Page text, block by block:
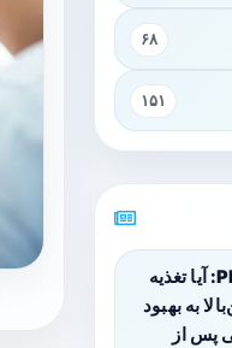
۶۸
۱۵۱
طرح‌آزمایی PROGAIN: آیا تغذیه
به بهبود
پس از